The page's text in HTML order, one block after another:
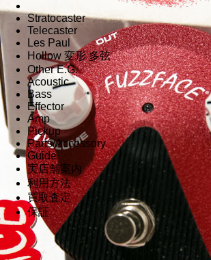
Stratocaster
Telecaster
Les Paul
Hollow 変形 多弦
Other E.G.
Acoustic
Bass
Effector
Amp
Pickup
Parts/Accessory
Guide
実店舗案内
利用方法
買取査定
保証